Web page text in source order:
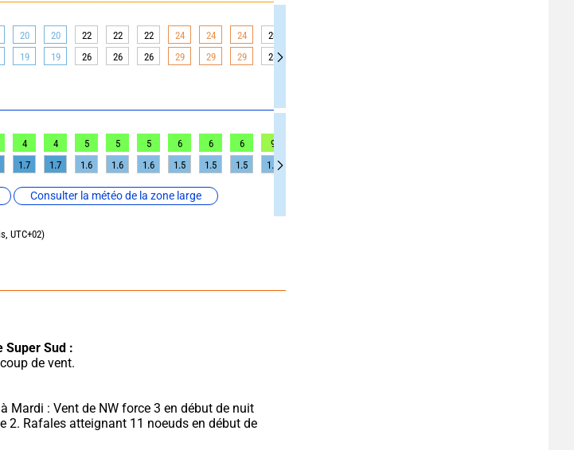
Consulter la météo de la zone large
20 20 22 22 22 24 24 24 23
19 19 26 26 26 29 29 29 28
4 4 5 5 5 6 6 6 9
1.7 1.7 1.6 1.6 1.6 1.5 1.5 1.5 1.4
UTC+02)
Super Sud :
de vent.
Mardi : Vent de NW force 3 en début de nuit
2. Rafales atteignant 11 noeuds en début de